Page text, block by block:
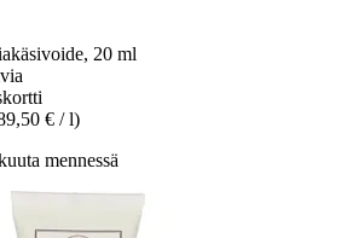
20 ml
€ / l)
mennessä